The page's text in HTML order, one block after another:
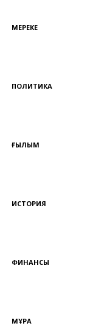
МЕРЕКЕ
ПОЛИТИКА
ҒЫЛЫМ
ИСТОРИЯ
ФИНАНСЫ
МҰРА